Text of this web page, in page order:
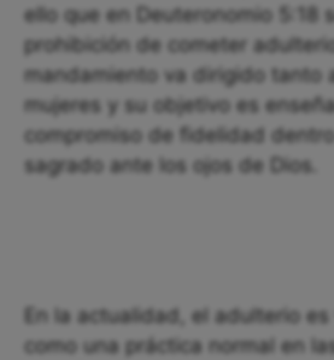
ello que en Deuteronomio 5:18
prohibición de cometer
mandamiento va dirigido tanto
mujeres y su objetivo es
compromiso de fidelidad
sagrado ante los ojos de Dios.
En la actualidad, el adulterio
como una práctica normal en